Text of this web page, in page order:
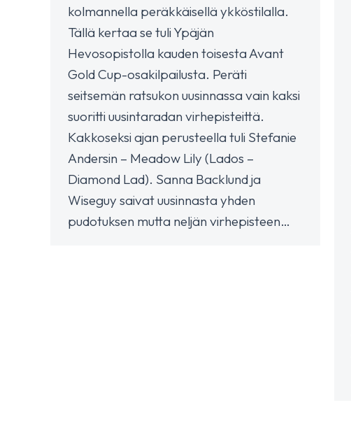
kolmannella peräkkäisellä ykköstilalla.
Tällä kertaa se tuli Ypäjän
Hevosopistolla kauden toisesta Avant
Gold Cup-osakilpailusta. Peräti
seitsemän ratsukon uusinnassa vain kaksi
suoritti uusintaradan virhepisteittä.
Kakkoseksi ajan perusteella tuli Stefanie
Andersin – Meadow Lily (Lados –
Diamond Lad). Sanna Backlund ja
Wiseguy saivat uusinnasta yhden
pudotuksen mutta neljän virhepisteen…